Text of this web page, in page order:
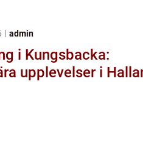
admin
i Kungsbacka:
upplevelser i